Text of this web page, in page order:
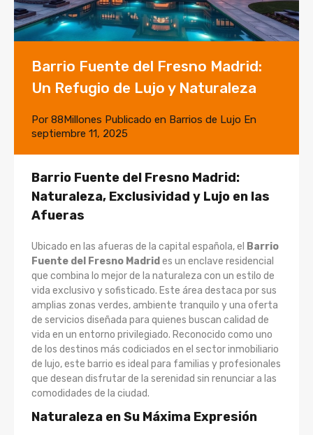
Barrio Fuente del Fresno Madrid:
Un Refugio de Lujo y Naturaleza
Por 88Millones Publicado en Barrios de Lujo En
septiembre 11, 2025
Barrio Fuente del Fresno Madrid:
Naturaleza, Exclusividad y Lujo en las
Afueras
Ubicado en las afueras de la capital española, el Barrio
Fuente del Fresno Madrid es un enclave residencial
que combina lo mejor de la naturaleza con un estilo de
vida exclusivo y sofisticado. Este área destaca por sus
amplias zonas verdes, ambiente tranquilo y una oferta
de servicios diseñada para quienes buscan calidad de
vida en un entorno privilegiado. Reconocido como uno
de los destinos más codiciados en el sector inmobiliario
de lujo, este barrio es ideal para familias y profesionales
que desean disfrutar de la serenidad sin renunciar a las
comodidades de la ciudad.
Naturaleza en Su Máxima Expresión